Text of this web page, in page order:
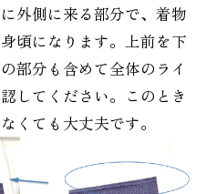
外側に来る部分で、着物
頃になります。上前を下
部分も含めて全体のライ
してください。このとき
くても大丈夫です。